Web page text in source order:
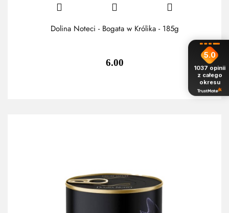
5.0
1037 opinii
z całego
okresu
Dolina Noteci - Bogata w Królika - 185g
6.00